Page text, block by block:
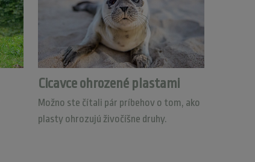
Cicavce ohrozené plastami
Možno ste čítali pár príbehov o tom, ako
plasty ohrozujú živočíšne druhy.